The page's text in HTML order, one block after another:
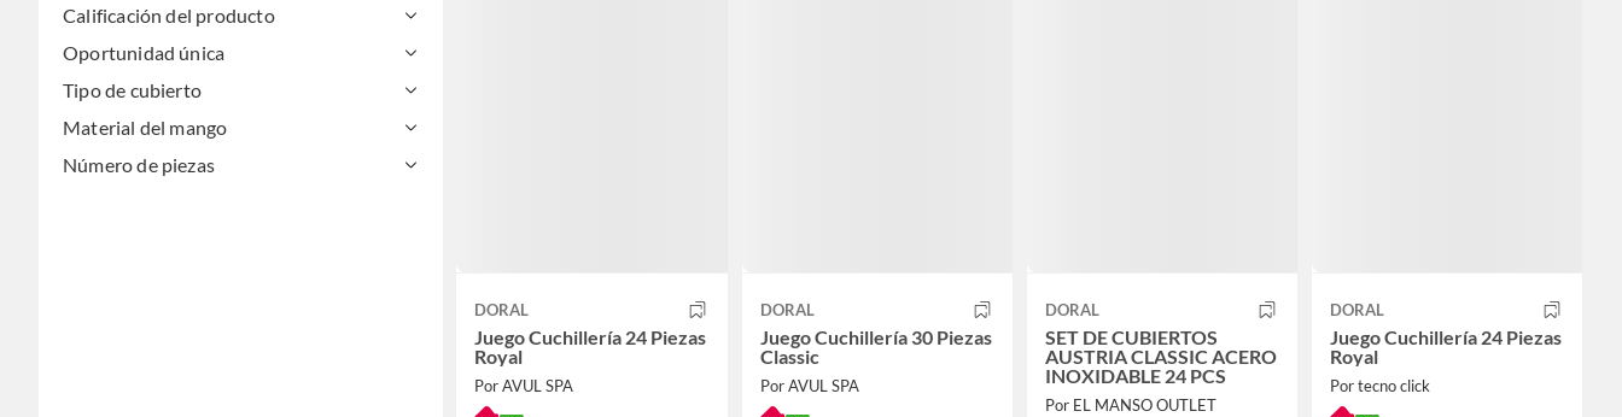
Calificación del producto
Oportunidad única
Tipo de cubierto
Material del mango
Número de piezas
DORAL
Juego Cuchillería 24 Piezas
Royal
Por AVUL SPA
DORAL
Juego Cuchillería 30 Piezas
Classic
Por AVUL SPA
DORAL
SET DE CUBIERTOS
AUSTRIA CLASSIC ACERO
INOXIDABLE 24 PCS
Por EL MANSO OUTLET
DORAL
Juego Cuchillería 24 Piezas
Royal
Por tecno click